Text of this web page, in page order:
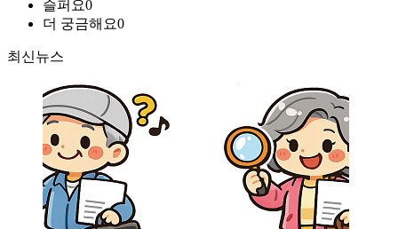
슬퍼요0
더 궁금해요0
최신뉴스